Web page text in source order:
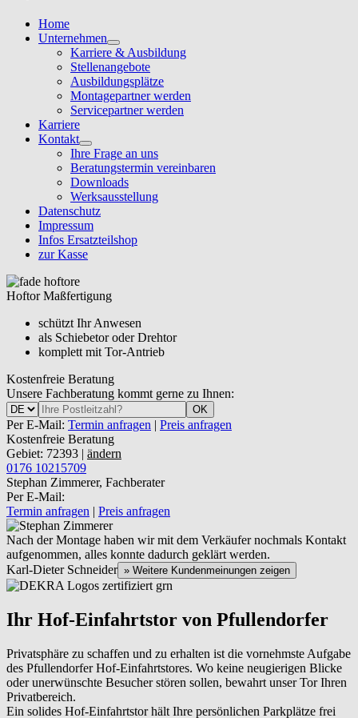
Home
Unternehmen
Karriere & Ausbildung
Stellenangebote
Ausbildungsplätze
Montagepartner werden
Servicepartner werden
Karriere
Kontakt
Ihre Frage an uns
Beratungstermin vereinbaren
Downloads
Werksausstellung
Datenschutz
Impressum
Infos Ersatzteilshop
zur Kasse
Hoftor Maßfertigung
schützt Ihr Anwesen
als Schiebetor oder Drehtor
komplett mit Tor-Antrieb
Kostenfreie Beratung
Unsere Fachberatung kommt gerne zu Ihnen:
OK
Per E-Mail: Termin anfragen | Preis anfragen
Kostenfreie Beratung
Gebiet: 72393 | ändern
0176 10215709
Stephan Zimmerer, Fachberater
Per E-Mail:
Termin anfragen | Preis anfragen
Nach der Montage haben wir mit dem Verkäufer nochmals Kontakt
aufgenommen, alles konnte dadurch geklärt werden.
Karl-Dieter Schneider » Weitere Kundenmeinungen zeigen
Ihr Hof-Einfahrtstor von Pfullendorfer
Privatsphäre zu schaffen und zu erhalten ist die vornehmste Aufgabe
des Pfullendorfer Hof-Einfahrtstores. Wo keine neugierigen Blicke
oder unerwünschte Besucher stören sollen, bewahrt unser Tor Ihren
Privatbereich.
Ein solides Hof-Einfahrtstor hält Ihre persönlichen Parkplätze frei